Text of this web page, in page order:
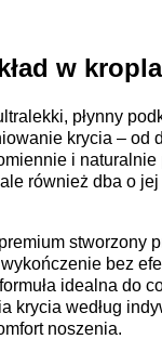
w
płynny
krycia –
i naturalnie
również dba o
stworzony
bez
idealna do
krycia według
noszenia.